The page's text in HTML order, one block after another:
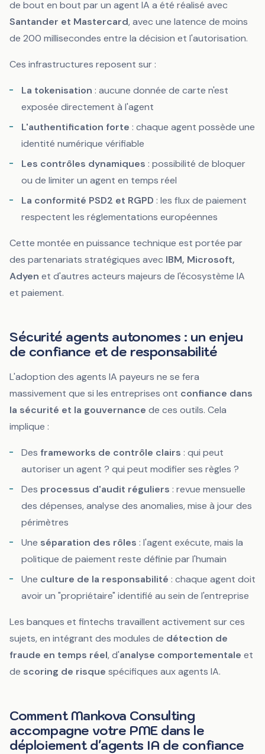
de bout en bout par un agent IA a été réalisé avec
Santander et Mastercard, avec une latence de moins
de 200 millisecondes entre la décision et l'autorisation.
Ces infrastructures reposent sur :
La tokenisation : aucune donnée de carte n'est
exposée directement à l'agent
L'authentification forte : chaque agent possède une
identité numérique vérifiable
Les contrôles dynamiques : possibilité de bloquer
ou de limiter un agent en temps réel
La conformité PSD2 et RGPD : les flux de paiement
respectent les réglementations européennes
Cette montée en puissance technique est portée par
des partenariats stratégiques avec IBM, Microsoft,
Adyen et d'autres acteurs majeurs de l'écosystème IA
et paiement.
Sécurité agents autonomes : un enjeu
de confiance et de responsabilité
L'adoption des agents IA payeurs ne se fera
massivement que si les entreprises ont confiance dans
la sécurité et la gouvernance de ces outils. Cela
implique :
Des frameworks de contrôle clairs : qui peut
autoriser un agent ? qui peut modifier ses règles ?
Des processus d'audit réguliers : revue mensuelle
des dépenses, analyse des anomalies, mise à jour des
périmètres
Une séparation des rôles : l'agent exécute, mais la
politique de paiement reste définie par l'humain
Une culture de la responsabilité : chaque agent doit
avoir un "propriétaire" identifié au sein de l'entreprise
Les banques et fintechs travaillent activement sur ces
sujets, en intégrant des modules de détection de
fraude en temps réel, d'analyse comportementale et
de scoring de risque spécifiques aux agents IA.
Comment Mankova Consulting
accompagne votre PME dans le
déploiement d'agents IA de confiance